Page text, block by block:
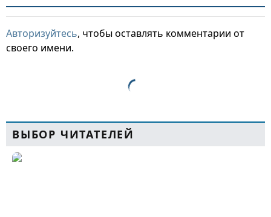
Авторизуйтесь, чтобы оставлять комментарии от
своего имени.
ВЫБОР ЧИТАТЕЛЕЙ